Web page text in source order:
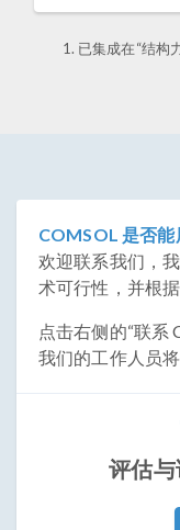
已集成在“结构
COMSOL 是否能
欢迎联系我们，
术可行性，并根
点击右侧的“联系
我们的工作人员
评估